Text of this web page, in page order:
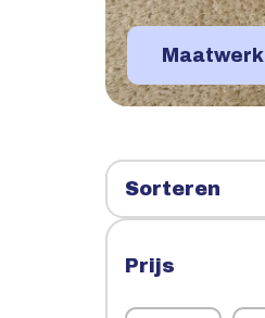
Maatwerk
Prijs